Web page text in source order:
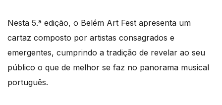
Nesta 5.ª edição, o Belém Art Fest apresenta um
cartaz composto por artistas consagrados e
emergentes, cumprindo a tradição de revelar ao seu
público o que de melhor se faz no panorama musical
português.